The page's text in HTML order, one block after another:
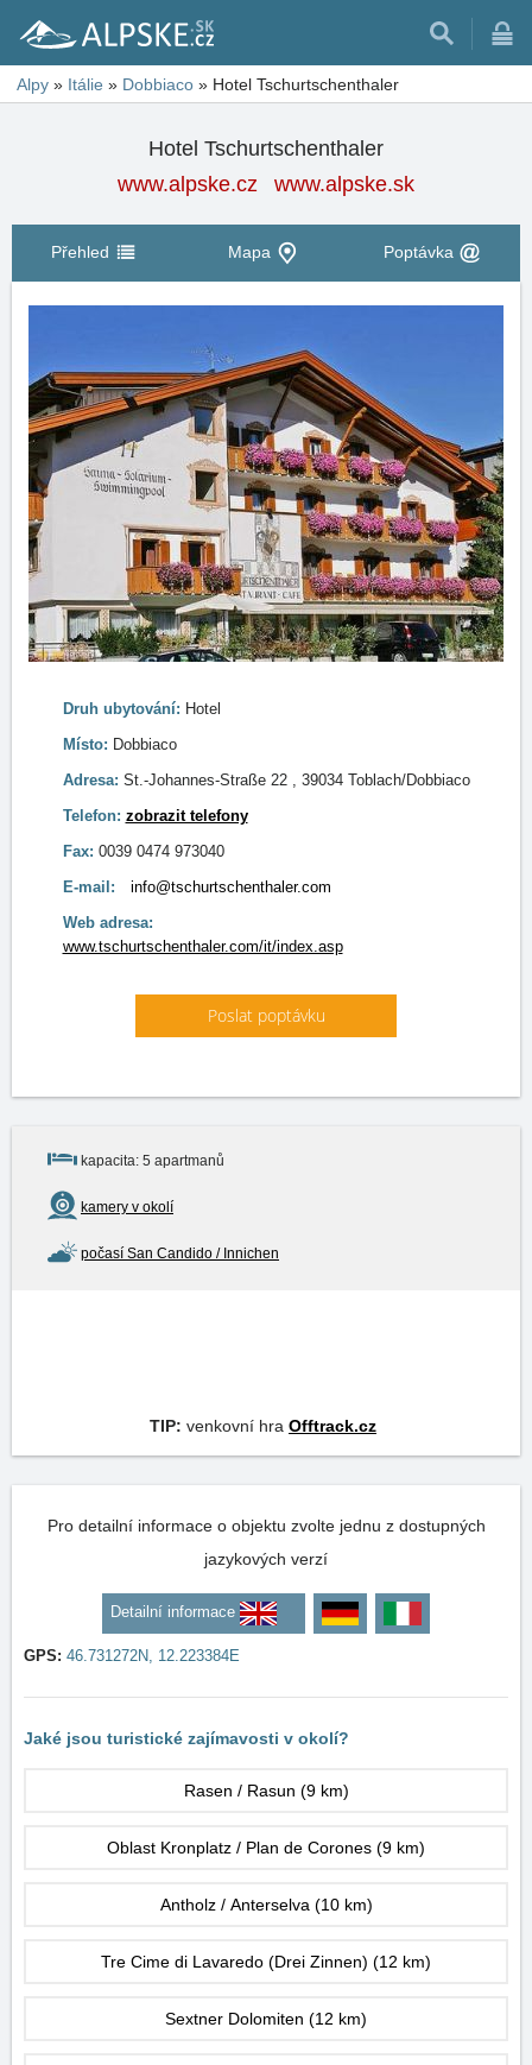
Alpy » Itálie » Dobbiaco » Hotel Tschurtschenthaler
Hotel Tschurtschenthaler
www.alpske.cz
www.alpske.sk
Přehled Mapa Poptávka
Druh ubytování: Hotel
Místo: Dobbiaco
Adresa: St.-Johannes-Straße 22 , 39034 Toblach/Dobbiaco
Telefon: zobrazit telefony
Fax: 0039 0474 973040
E-mail:
info@tschurtschenthaler.com
Web adresa:
www.tschurtschenthaler.com/it/index.asp
Poslat poptávku
kapacita: 5 apartmanů
kamery v okolí
počasí San Candido / Innichen
TIP: venkovní hra Offtrack.cz
Pro detailní informace o objektu zvolte jednu z dostupných
jazykových verzí
Detailní informace
GPS: 46.731272N, 12.223384E
Jaké jsou turistické zajímavosti v okolí?
Rasen / Rasun (9 km)
Oblast Kronplatz / Plan de Corones (9 km)
Antholz / Anterselva (10 km)
Tre Cime di Lavaredo (Drei Zinnen) (12 km)
Sextner Dolomiten (12 km)